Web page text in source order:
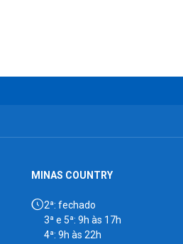
MINAS COUNTRY
2ª: fechado
3ª e 5ª: 9h às 17h
4ª: 9h às 22h